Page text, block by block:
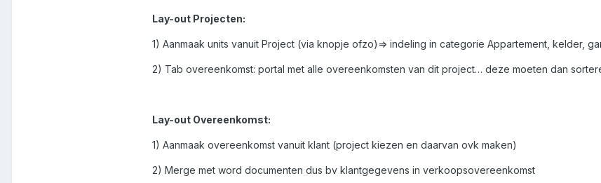
Lay-out Projecten:
1) Aanmaak units vanuit Project (via knopje ofzo)=> indeling in categorie Appartement, kelder,
2) Tab overeenkomst: portal met alle overeenkomsten van dit project… deze moeten dan
Lay-out Overeenkomst:
1) Aanmaak overeenkomst vanuit klant (project kiezen en daarvan ovk maken)
2) Merge met word documenten dus bv klantgegevens in verkoopsovereenkomst